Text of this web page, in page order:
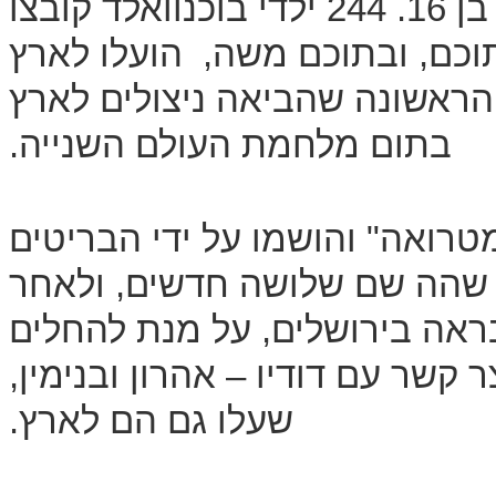
שחררו האמריקאים את המחנה היה בן 16. 244 ילדי בוכנוואלד קובצו
ארגון עליית הנוער, וכ- 150 מתוכם, ובתוכם משה, הועלו לארץ
שהביאה ניצולים לארץ
בתום מלחמת העולם השנייה.
והושמו על ידי הבריטים
שם שלושה חדשים, ולאחר
בירושלים, על מנת להחלים
עם דודיו – אהרון ובנימין,
שעלו גם הם לארץ.